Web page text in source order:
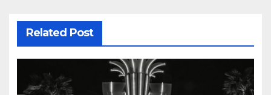
Related Post